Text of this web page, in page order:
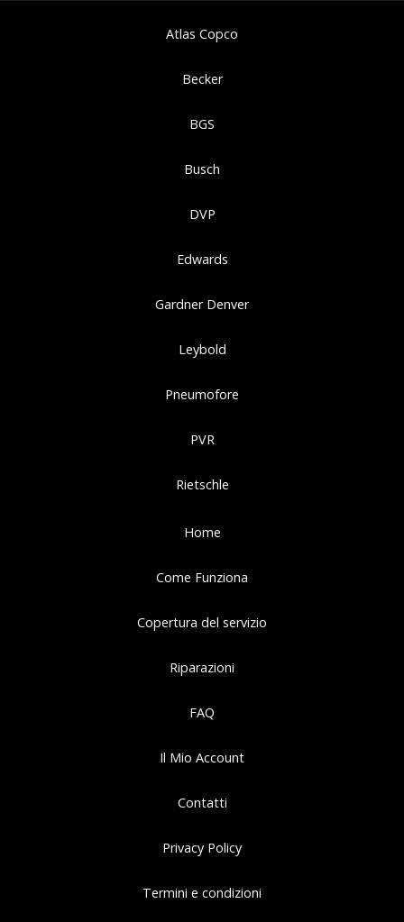
Atlas Copco
Becker
BGS
Busch
DVP
Edwards
Gardner Denver
Leybold
Pneumofore
PVR
Rietschle
Home
Come Funziona
Copertura del servizio
Riparazioni
FAQ
Il Mio Account
Contatti
Privacy Policy
Termini e condizioni